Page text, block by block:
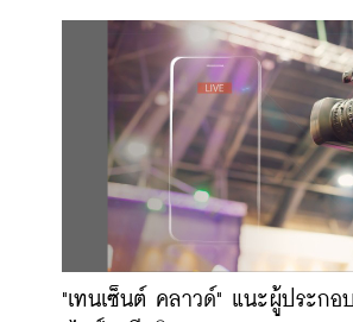
"เทนเซ็นต์ คลาวด์" แนะผู้ประกอ